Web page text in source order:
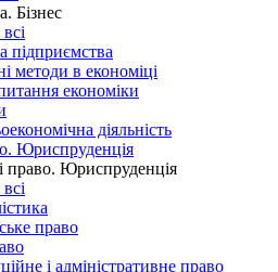
Бізнес
підприємства
методи в економіці
економіки
діяльність
Юриспруденція
право. Юриспруденція
право
і адміністративне право